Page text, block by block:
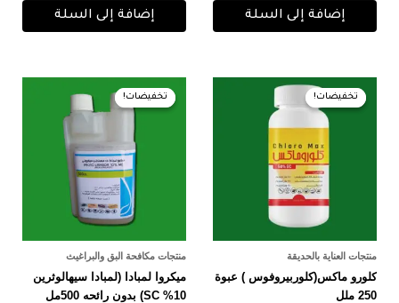
إضافة إلى السلة إضافة إلى السلة
تخفيضات!
تخفيضات!
منتجات العناية بالحديقة
كلورو ماكس(كلوربيروفوس ) عبوة
250 ملل
السعر
الأصلي
هو:
160,00 EGP.
السعر
تخفيضات!
تخفيضات!
منتجات مكافحة البق والبراغيث
ميكروا لمبادا (لمبادا سيهالوثرين
10% SC) بدون رائحه 500مل
السعر
الأصلي
هو:
السعر
الحالي
390,00 EGP.